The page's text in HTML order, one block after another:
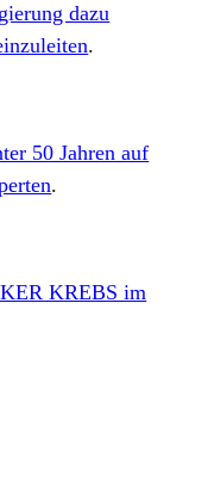
dazu
.
50 Jahren auf
.
KREBS im